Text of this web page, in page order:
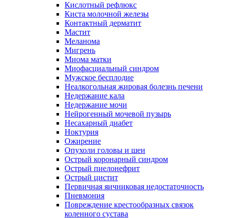
Кислотный рефлюкс
Киста молочной железы
Контактный дерматит
Мастит
Меланома
Мигрень
Миома матки
Миофасциальный синдром
Мужское бесплодие
Неалкогольная жировая болезнь печени
Недержание кала
Недержание мочи
Нейрогенный мочевой пузырь
Несахарный диабет
Ноктурия
Ожирение
Опухоли головы и шеи
Острый коронарный синдром
Острый пиелонефрит
Острый цистит
Первичная яичниковая недостаточность
Пневмония
Повреждение крестообразных связок
коленного сустава